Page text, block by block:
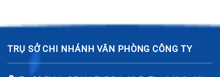
TRỤ SỞ CHI NHÁNH VĂN PHÒNG CÔNG TY